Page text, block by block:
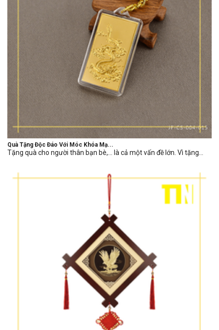
Quà Tặng Độc Đáo Với Móc Khóa Mạ...
Tặng quà cho người thân bạn bè,… là cả một vấn đề lớn. Vì tặng...